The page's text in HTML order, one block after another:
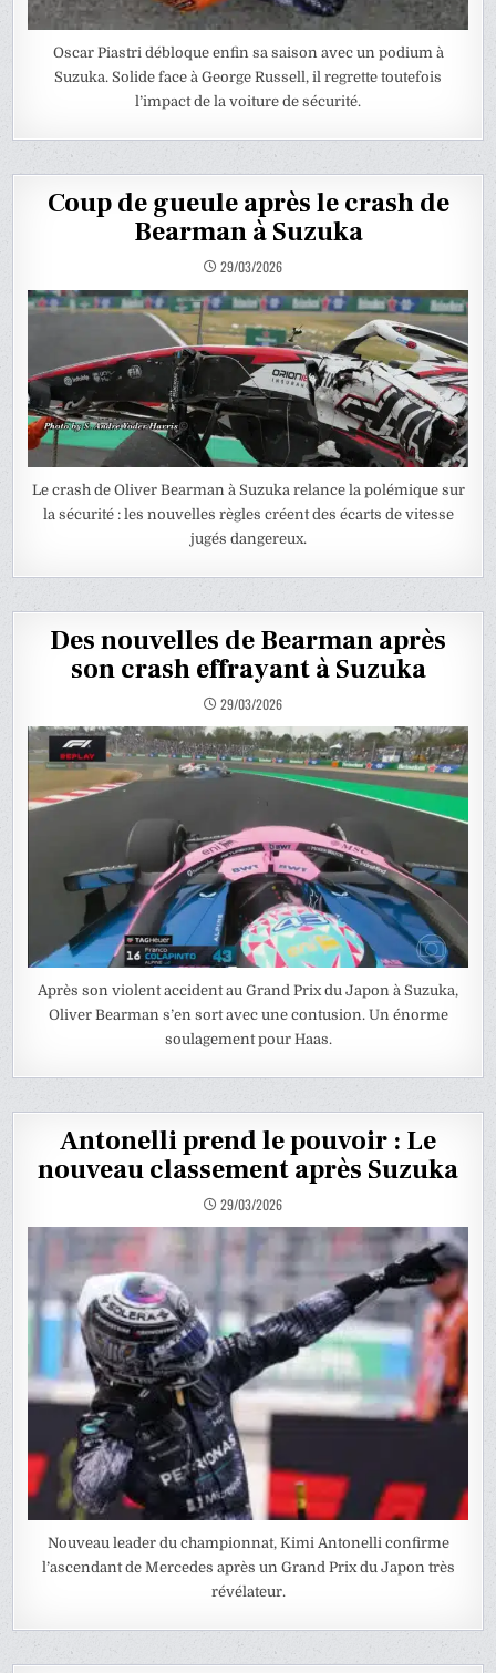
Oscar Piastri débloque enfin sa saison avec un podium à
Suzuka. Solide face à George Russell, il regrette toutefois
l’impact de la voiture de sécurité.
Coup de gueule après le crash de
Bearman à Suzuka
29/03/2026
Le crash de Oliver Bearman à Suzuka relance la polémique sur
la sécurité : les nouvelles règles créent des écarts de vitesse
jugés dangereux.
Des nouvelles de Bearman après
son crash effrayant à Suzuka
29/03/2026
Après son violent accident au Grand Prix du Japon à Suzuka,
Oliver Bearman s’en sort avec une contusion. Un énorme
soulagement pour Haas.
Antonelli prend le pouvoir : Le
nouveau classement après Suzuka
29/03/2026
Nouveau leader du championnat, Kimi Antonelli confirme
l’ascendant de Mercedes après un Grand Prix du Japon très
révélateur.